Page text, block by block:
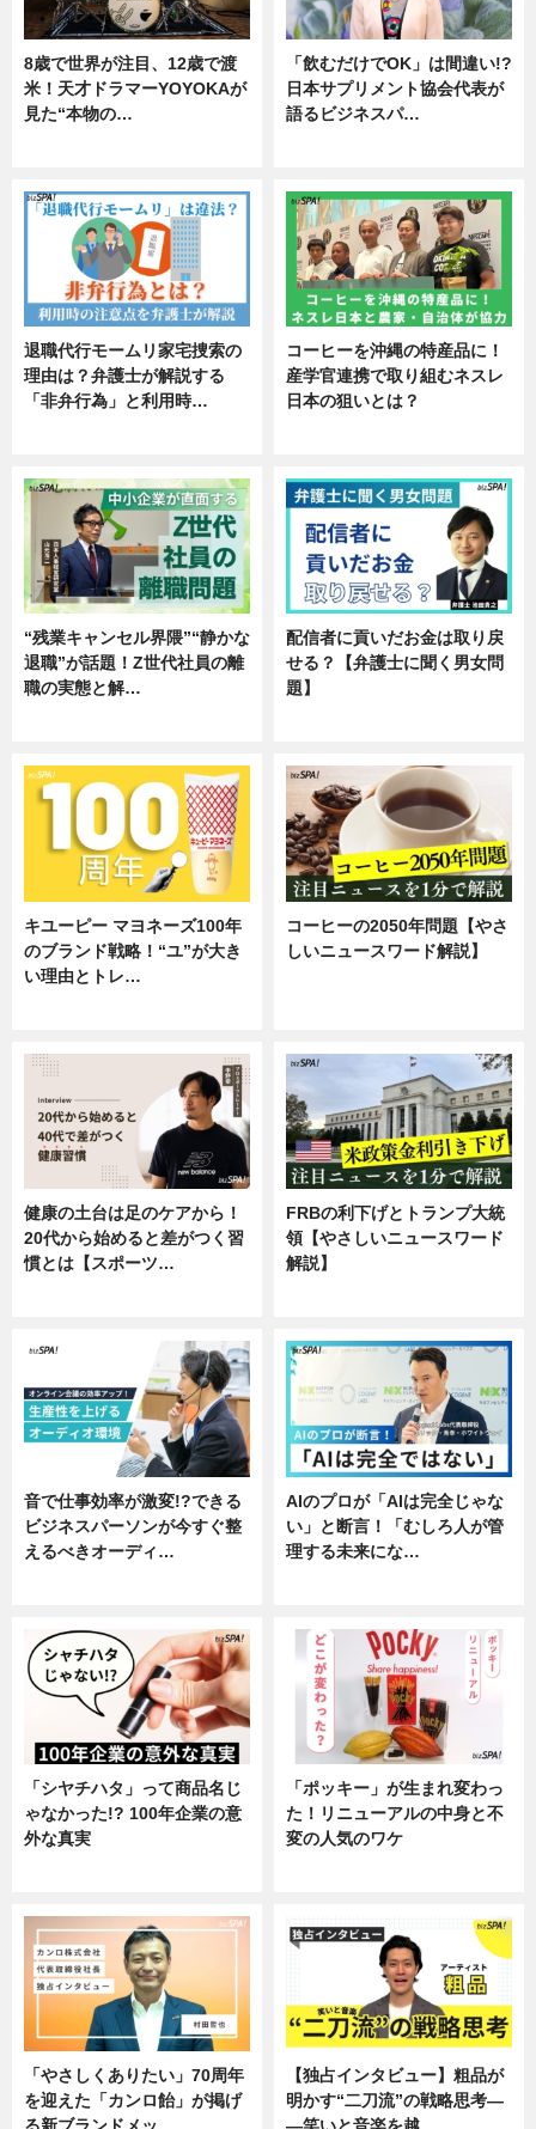
8歳で世界が注目、12歳で渡
米！天才ドラマーYOYOKAが
見た“本物の…
「飲むだけでOK」は間違い!?
日本サプリメント協会代表が
語るビジネスパ…
退職代行モームリ家宅捜索の
理由は？弁護士が解説する
「非弁行為」と利用時…
コーヒーを沖縄の特産品に！
産学官連携で取り組むネスレ
日本の狙いとは？
“残業キャンセル界隈”“静かな
退職”が話題！Z世代社員の離
職の実態と解…
配信者に貢いだお金は取り戻
せる？【弁護士に聞く男女問
題】
キユーピー マヨネーズ100年
のブランド戦略！“ユ”が大き
い理由とトレ…
コーヒーの2050年問題【やさ
しいニュースワード解説】
健康の土台は足のケアから！
20代から始めると差がつく習
慣とは【スポーツ…
FRBの利下げとトランプ大統
領【やさしいニュースワード
解説】
音で仕事効率が激変!?できる
ビジネスパーソンが今すぐ整
えるべきオーディ…
AIのプロが「AIは完全じゃな
い」と断言！「むしろ人が管
理する未来にな…
「シヤチハタ」って商品名じ
ゃなかった!? 100年企業の意
外な真実
「ポッキー」が生まれ変わっ
た！リニューアルの中身と不
変の人気のワケ
「やさしくありたい」70周年
を迎えた「カンロ飴」が掲げ
【独占インタビュー】粗品が
明かす“二刀流”の戦略思考―